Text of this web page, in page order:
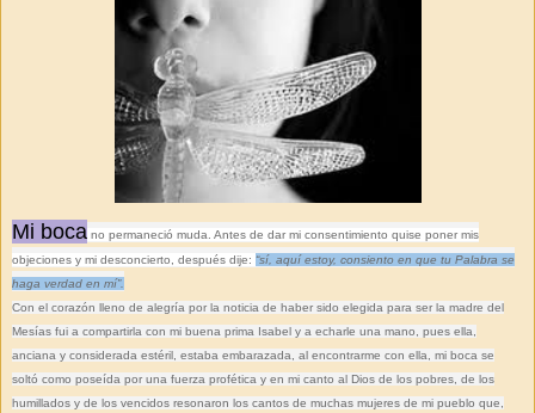
Mi boca no permaneció muda. Antes de dar mi consentimiento quise poner mis
objeciones y mi desconcierto, después dije: “sí, aquí estoy, consiento en que tu Palabra se
haga verdad en mí”.
Con el corazón lleno de alegría por la noticia de haber sido elegida para ser la madre del
Mesías fui a compartirla con mi buena prima Isabel y a echarle una mano, pues ella,
anciana y considerada estéril, estaba embarazada, al encontrarme con ella, mi boca se
soltó como poseída por una fuerza profética y en mi canto al Dios de los pobres, de los
humillados y de los vencidos resonaron los cantos de muchas mujeres de mi pueblo que,